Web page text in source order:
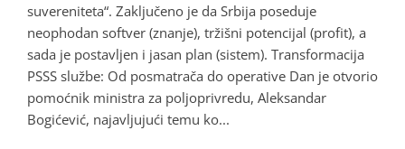
suvereniteta“. Zaključeno je da Srbija poseduje
neophodan softver (znanje), tržišni potencijal (profit), a
sada je postavljen i jasan plan (sistem). Transformacija
PSSS službe: Od posmatrača do operative Dan je otvorio
pomoćnik ministra za poljoprivredu, Aleksandar
Bogićević, najavljujući temu ko...